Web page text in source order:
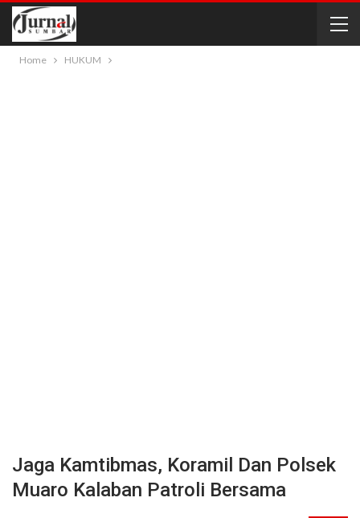
Home HUKUM
Jaga Kamtibmas, Koramil Dan Polsek
Muaro Kalaban Patroli Bersama